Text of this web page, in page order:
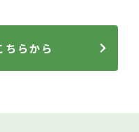
ちらから